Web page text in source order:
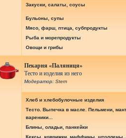
Закуски, салаты, соусы
Бульоны, супы
Мясо, фарш, птица, субпродукты
Рыба и морепродукты
Овощи и грибы
Пекарня «Паляниця»
Тесто и изделия из него
Модератор: Stern
Хлеб и хлебобулочные изделия
Тесто. Выпечка в масле. Пельмени,
вареники...
Блины, оладьи, панкейки
Кексы, коврижки, маффины,